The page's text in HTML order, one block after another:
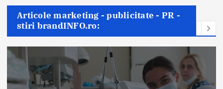
Articole marketing - publicitate - PR -
stiri brandINFO.ro: